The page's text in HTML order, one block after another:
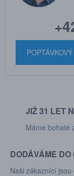
JIŽ 31 LET
Máme bohaté
DODÁVÁME DO
Naši zákaznící